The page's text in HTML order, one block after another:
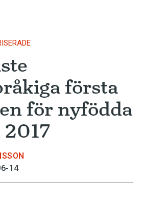
första
för nyfödda
14